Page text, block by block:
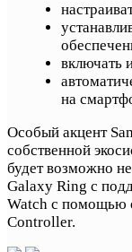
включать
на
Особый акцент
собственной
будет возможно
Galaxy Ring с
Watch с помощью
Controller.